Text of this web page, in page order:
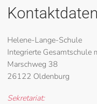
Kontaktdaten
Helene-Lange-Schule
Integrierte Gesamtschule
Marschweg 38
26122 Oldenburg
Sekretariat: